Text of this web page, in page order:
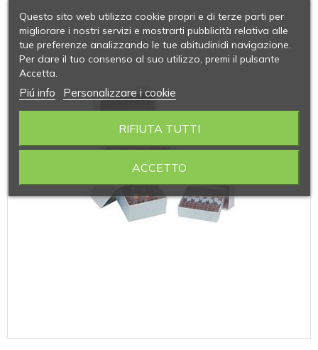
Questo sito web utilizza cookie propri e di terze parti per
migliorare i nostri servizi e mostrarti pubblicità relativa alle
tue preferenze analizzando le tue abitudinidi navigazione.
Per dare il tuo consenso al suo utilizzo, premi il pulsante
Accetta.
Piú info Personalizzare i cookie
RIFIUTA TUTTI
ACCETTO